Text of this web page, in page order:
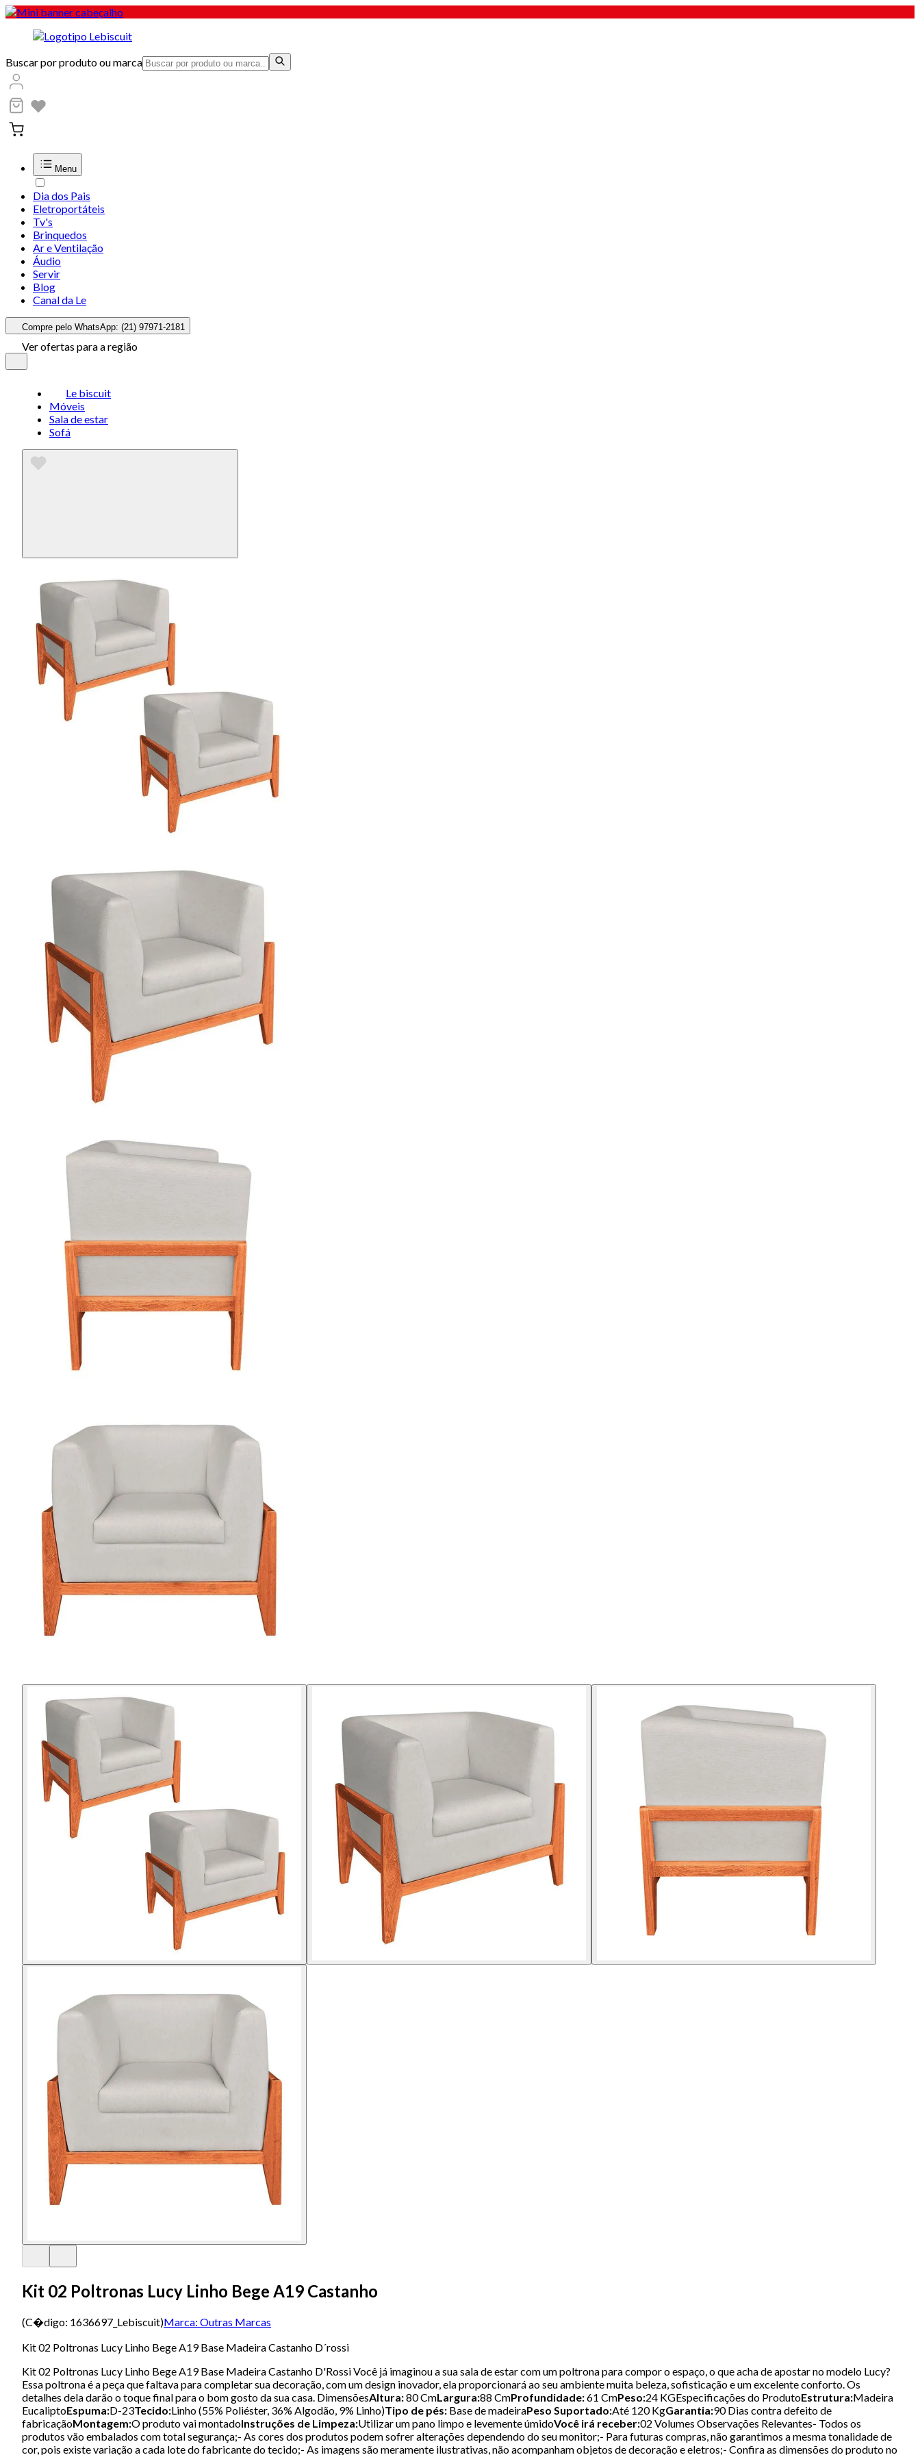
Buscar por produto ou marca
Menu
Dia dos Pais
Eletroportáteis
Tv's
Brinquedos
Ar e Ventilação
Áudio
Servir
Blog
Canal da Le
Compre pelo WhatsApp: (21) 97971-2181
Ver ofertas para a região
Le biscuit
Móveis
Sala de estar
Sofá
Kit 02 Poltronas Lucy Linho Bege A19 Castanho
(C�digo: 1636697_Lebiscuit)Marca: Outras Marcas
Kit 02 Poltronas Lucy Linho Bege A19 Base Madeira Castanho D´rossi
Kit 02 Poltronas Lucy Linho Bege A19 Base Madeira Castanho D'Rossi Você já imaginou a sua sala de estar com um poltrona para compor o espaço, o que acha de apostar no modelo Lucy?
Essa poltrona é a peça que faltava para completar sua decoração, com um design inovador, ela proporcionará ao seu ambiente muita beleza, sofisticação e um excelente conforto. Os
detalhes dela darão o toque final para o bom gosto da sua casa. DimensõesAltura:80 CmLargura:88 CmProfundidade:61 CmPeso:24 KGEspecificações do ProdutoEstrutura:Madeira
EucaliptoEspuma:D-23Tecido:Linho (55% Poliéster, 36% Algodão, 9% Linho)Tipo de pés: Base de madeiraPeso Suportado:Até 120 KgGarantia:90 Dias contra defeito de
fabricaçãoMontagem:O produto vai montadoInstruções de Limpeza:Utilizar um pano limpo e levemente úmidoVocê irá receber:02 Volumes Observações Relevantes- Todos os
produtos vão embalados com total segurança;- As cores dos produtos podem sofrer alterações dependendo do seu monitor;- Para futuras compras, não garantimos a mesma tonalidade de
cor, pois existe variação a cada lote do fabricante do tecido;- As imagens são meramente ilustrativas, não acompanham objetos de decoração e eletros;- Confira as dimensões do produto no